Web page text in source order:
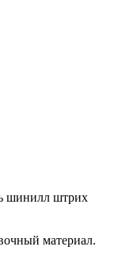
шинилл штрих
материал.